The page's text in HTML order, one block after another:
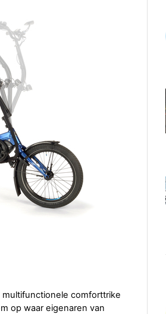
comforttrike
op waar eigenaren van